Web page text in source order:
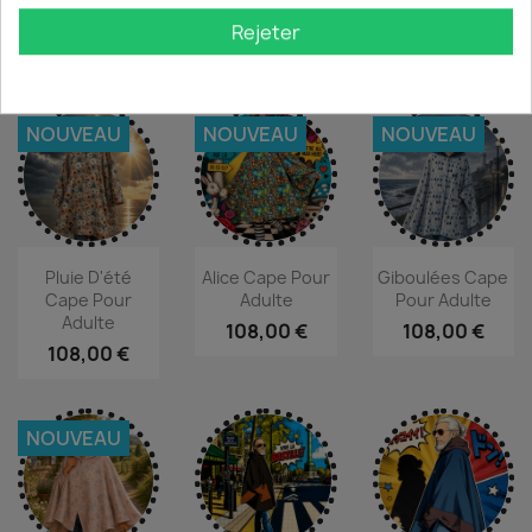
108,00 € 108,00 €
Pluie D'été
Cape Pour
Adulte
108,00 €
NOUVEAU
Alice Cape Pour
Adulte
108,00 €
NOUVEAU
Giboulées Cape
Pour Adulte
108,00 €
NOUVEAU
NOUVEAU
Rejeter